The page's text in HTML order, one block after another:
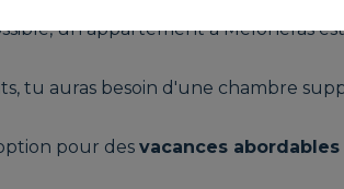
un appartement à Meloneras
tu auras besoin d'une chambre
pour des vacances